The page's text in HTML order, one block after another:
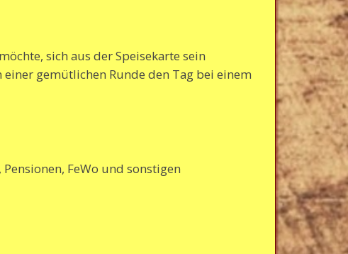
sich aus der Speisekarte sein
gemütlichen Runde den Tag bei einem
FeWo und sonstigen